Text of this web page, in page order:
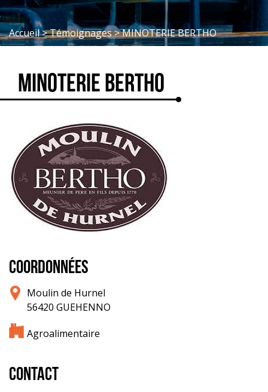
Accueil>Témoignages>MINOTERIE BERTHO
MINOTERIE BERTHO
COORDONNÉES
Moulin de Hurnel
56420 GUEHENNO
Agroalimentaire
CONTACT